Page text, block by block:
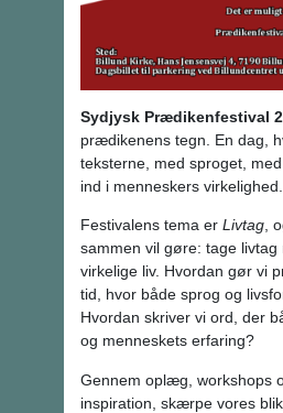
Sydjysk Prædikenfestival
prædikenens tegn. En dag,
teksterne, med sproget,
ind i menneskers virkelighed.
Festivalens tema er Livtag,
sammen vil gøre: tage
virkelige liv. Hvordan gør vi
tid, hvor både sprog og
Hvordan skriver vi ord, der
og menneskets erfaring?
Gennem oplæg, workshops
inspiration, skærpe vores